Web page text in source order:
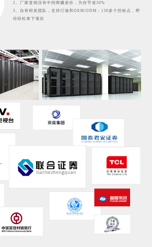
2、厂家直销没有中间商赚差价，为你节省30%
3、自有研发团队，支持订做和OEM/ODM；130多个控标点，帮
你轻松拿下项目